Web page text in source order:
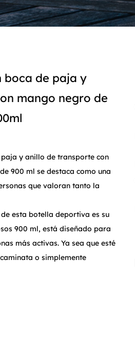
boca de paja y
mango negro de
y anillo de transporte con
900 ml se destaca como una
que valoran tanto la
esta botella deportiva es su
900 ml, está diseñado para
más activas. Ya sea que esté
o simplemente
desde la oficina hasta
de esta botella es su
negra, junto con la resistente